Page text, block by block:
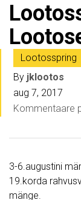
Lootosspring
By jklootos
aug 7, 2017
Kommentaare
3-6.augustini
19.korda
mänge.